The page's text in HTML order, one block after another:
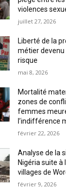
violences
juillet 27, 2026
Liberté de la
métier
risque
mai 8, 2026
Mortalité
zones de
femmes
l’indifférence
février 22, 2026
Analyse de la
Nigéria suite à
villages de
février 9, 2026